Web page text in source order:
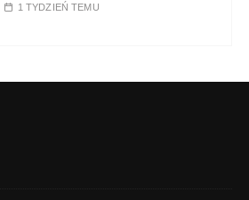
1 TYDZIEŃ TEMU